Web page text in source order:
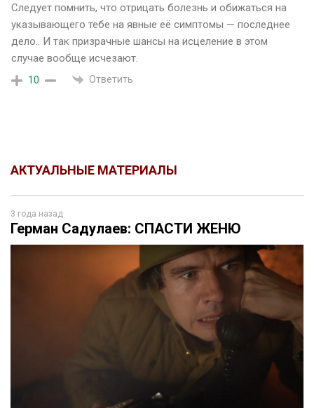
Следует помнить, что отрицать болезнь и обижаться на
указывающего тебе на явные её симптомы — последнее
дело.. И так призрачные шансы на исцеление в этом
случае вообще исчезают.
10 Ответить
АКТУАЛЬНЫЕ МАТЕРИАЛЫ
3 года назад
Герман Садулаев: СПАСТИ ЖЕНЮ